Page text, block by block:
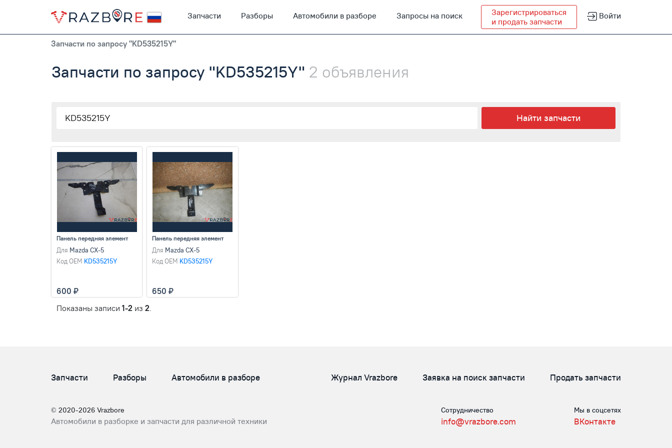
Запчасти Разборы Автомобили в разборе Запросы на поиск
Зарегистрироваться
и продать запчасти
Войти
Запчасти по запросу "KD535215Y"
Запчасти по запросу "KD535215Y" 2 объявления
Найти запчасти
Панель передняя элемент
Для Mazda CX-5
Код OEM KD535215Y
600
Панель передняя элемент
Для Mazda CX-5
Код OEM KD535215Y
650
Показаны записи 1-2 из 2.
Запчасти Разборы Автомобили в разборе Журнал Vrazbore Заявка на поиск запчасти Продать запчасти
© 2020-2026 Vrazbore
Автомобили в разборке и запчасти для различной техники
Сотрудничество
info@vrazbore.com
Мы в соцсетях
ВКонтакте